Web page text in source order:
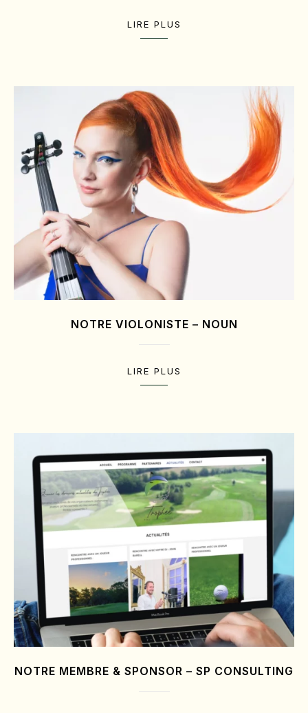
LIRE PLUS
NOTRE VIOLONISTE – NOUN
LIRE PLUS
NOTRE MEMBRE & SPONSOR – SP CONSULTING